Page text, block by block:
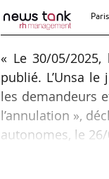
« Le 30/05/
publié. L’Unsa
les demandeurs
l’annulation »,
autonomes, le
Il s’exprime au